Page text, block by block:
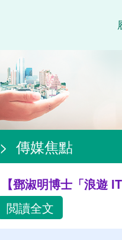
> 傳媒焦點
【鄧淑明博士「浪遊
閲讀全文